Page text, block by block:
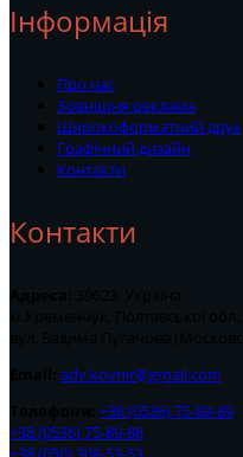
Інформація
Про нас
Зовнішня реклама
Широкоформатний друк
Графічний дизайн
Контакти
Контакти
adv.kovnir@gmail.com
+38 (0536) 75-89-89
+38 (0536) 75-89-88